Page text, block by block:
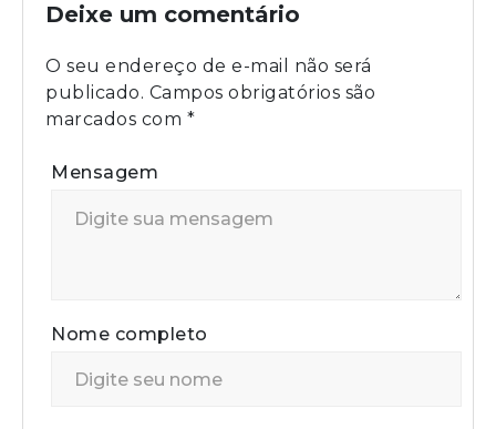
Deixe um comentário
O seu endereço de e-mail não será
publicado. Campos obrigatórios são
marcados com *
Mensagem
Nome completo